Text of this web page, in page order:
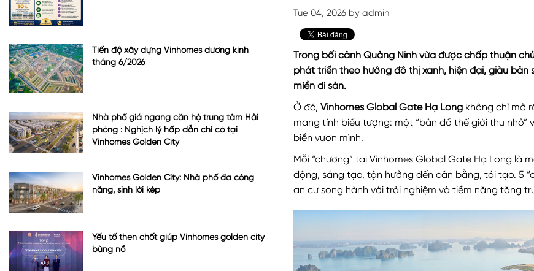
Tue 04, 2026 by admin
Trong bối cảnh Quảng Ninh vừa được chấp thuận
phát triển theo hướng đô thị xanh, hiện đại, giàu
miền di sản.
Ở đó, Vinhomes Global Gate Hạ Long không chỉ mở
mang tính biểu tượng: một “bản đồ thế giới thu nhỏ”
biển vươn mình.
Mỗi “chương” tại Vinhomes Global Gate Hạ Long là
động, sáng tạo, tận hưởng đến cân bằng, tái tạo. 5
an cư song hành với trải nghiệm và tiềm năng tăng
Tiến độ xây dựng Vinhomes dương kinh
tháng 6/2026
Nhà phố giá ngang căn hộ trung tâm Hải
phòng : Nghịch lý hấp dẫn chỉ có tại
Vinhomes Golden City
Vinhomes Golden City: Nhà phố đa công
năng, sinh lời kép
Yếu tố then chốt giúp Vinhomes golden city
bùng nổ